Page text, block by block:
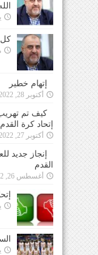
كل
إتهام خطير
أكتوبر 28, 2022
كيف تم تهريب
إتحاد كرة القدم
أكتوبر 27, 2022
إنجاز جديد
القدم
أغسطس 26, 2022